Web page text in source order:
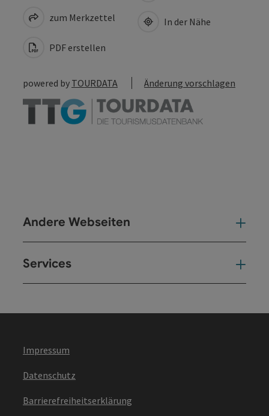
zum Merkzettel
PDF erstellen
In der Nähe
powered by TOURDATA Änderung vorschlagen
Andere Webseiten
Services
Impressum
Datenschutz
Barrierefreiheitserklärung